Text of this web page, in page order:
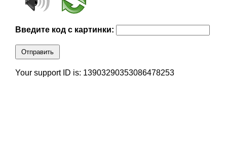
Введите код с картинки:
Отправить
Your support ID is: 13903290353086478253